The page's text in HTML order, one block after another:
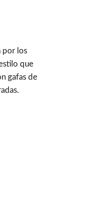
por los
que
gafas de